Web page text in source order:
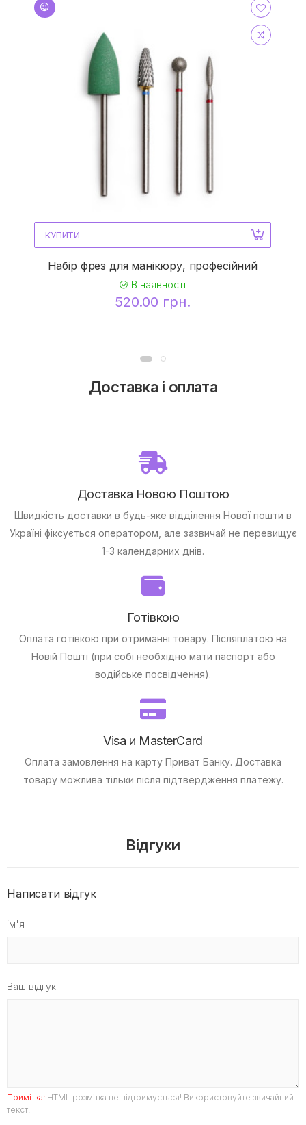
КУПИТИ
Набір фрез для манікюру, професійний
В наявності
520.00 грн.
Доставка і оплата
Доставка Новою Поштою
Швидкість доставки в будь-яке відділення Нової пошти в
Україні фіксується оператором, але зазвичай не перевищує
1-3 календарних днів.
Готівкою
Оплата готівкою при отриманні товару. Післяплатою на
Новій Пошті (при собі необхідно мати паспорт або
водійське посвідчення).
Visa и MasterCard
Оплата замовлення на карту Приват Банку. Доставка
товару можлива тільки після підтвердження платежу.
Відгуки
Написати відгук
ім'я
Ваш відгук:
Примітка: HTML розмітка не підтримується! Використовуйте звичайний
текст.